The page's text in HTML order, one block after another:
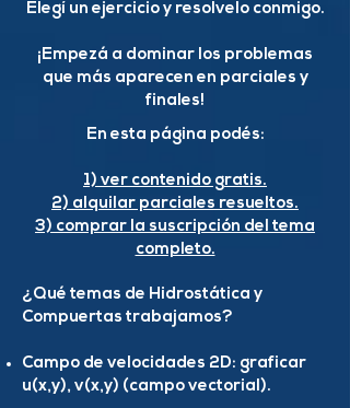
Elegí un ejercicio y resolvelo conmigo.
¡Empezá a dominar los problemas
que más aparecen en parciales y
finales!
En esta página podés:
1) ver contenido gratis.
2) alquilar parciales resueltos.
3) comprar la suscripción del tema
completo.
¿Qué temas de Hidrostática y
Compuertas trabajamos?
Campo de velocidades 2D: graficar
u(x,y), v(x,y) (campo vectorial).